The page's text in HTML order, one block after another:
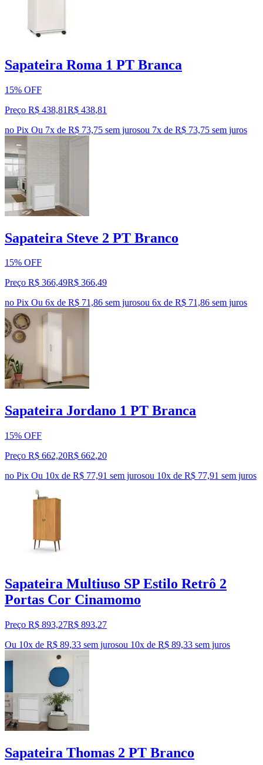
Sapateira Roma 1 PT Branca
15% OFF
Preço R$ 438,81R$ 438,81
no Pix Ou 7x de R$ 73,75 sem jurosou 7x de R$ 73,75 sem juros
Sapateira Steve 2 PT Branco
15% OFF
Preço R$ 366,49R$ 366,49
no Pix Ou 6x de R$ 71,86 sem jurosou 6x de R$ 71,86 sem juros
Sapateira Jordano 1 PT Branca
15% OFF
Preço R$ 662,20R$ 662,20
no Pix Ou 10x de R$ 77,91 sem jurosou 10x de R$ 77,91 sem juros
Sapateira Multiuso SP Estilo Retrô 2
Portas Cor Cinamomo
Preço R$ 893,27R$ 893,27
Ou 10x de R$ 89,33 sem jurosou 10x de R$ 89,33 sem juros
Sapateira Thomas 2 PT Branco